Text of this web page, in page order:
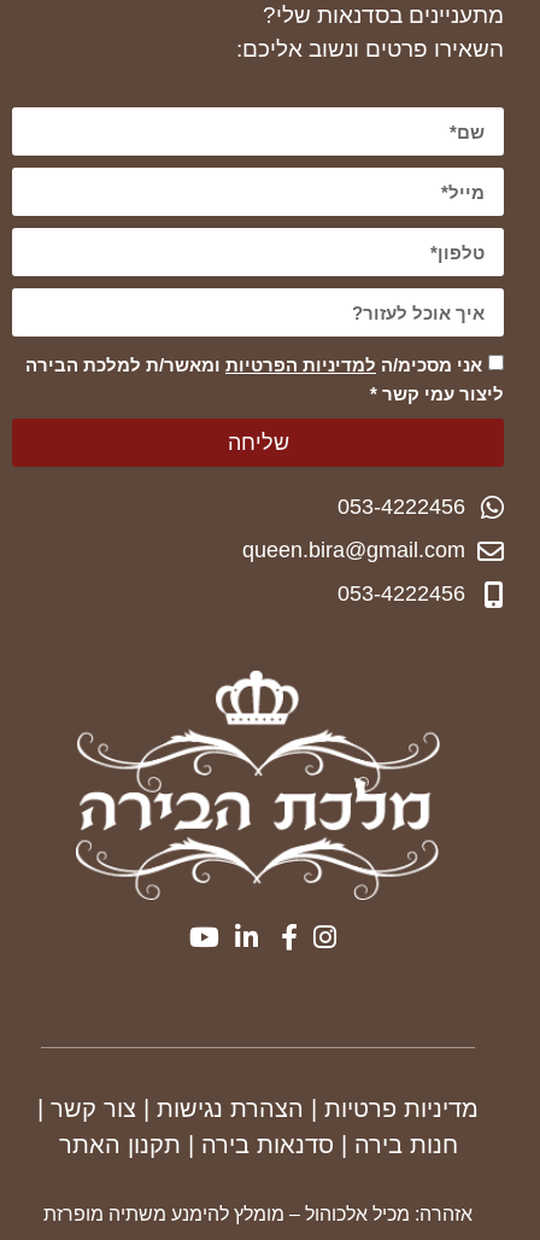
053-4222456
queen.bira@gmail.com
053-4222456
מתעניינים בסדנאות שלי?
השאירו פרטים ונשוב אליכם:
אני מסכימ/ה למדיניות הפרטיות ומאשר/ת למלכת הבירה
ליצור עמי קשר *
שליחה
מדיניות פרטיות | הצהרת נגישות צור קשר
חנות בירה
סדנאות בירה תקנון האתר
אזהרה: מכיל אלכוהול – מומלץ להימנע משתיה מופרזת